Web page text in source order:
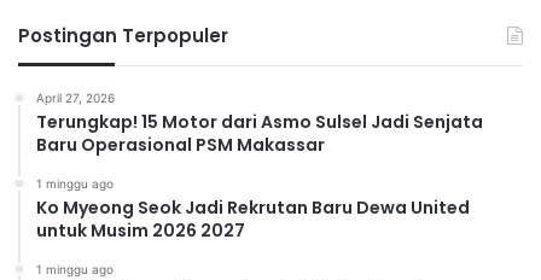
Postingan Terpopuler
April 27, 2026
Terungkap! 15 Motor dari Asmo Sulsel Jadi Senjata
Baru Operasional PSM Makassar
1 minggu ago
Ko Myeong Seok Jadi Rekrutan Baru Dewa United
untuk Musim 2026 2027
1 minggu ago